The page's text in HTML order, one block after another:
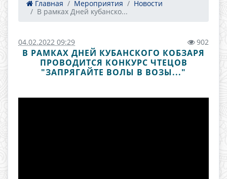
Главная Мероприятия
Новости
В рамках Дней кубанско...
04.02.2022 09:29 902
В РАМКАХ ДНЕЙ КУБАНСКОГО КОБЗАРЯ
ПРОВОДИТСЯ КОНКУРС ЧТЕЦОВ
"ЗАПРЯГАЙТЕ ВОЛЫ В ВОЗЫ..."